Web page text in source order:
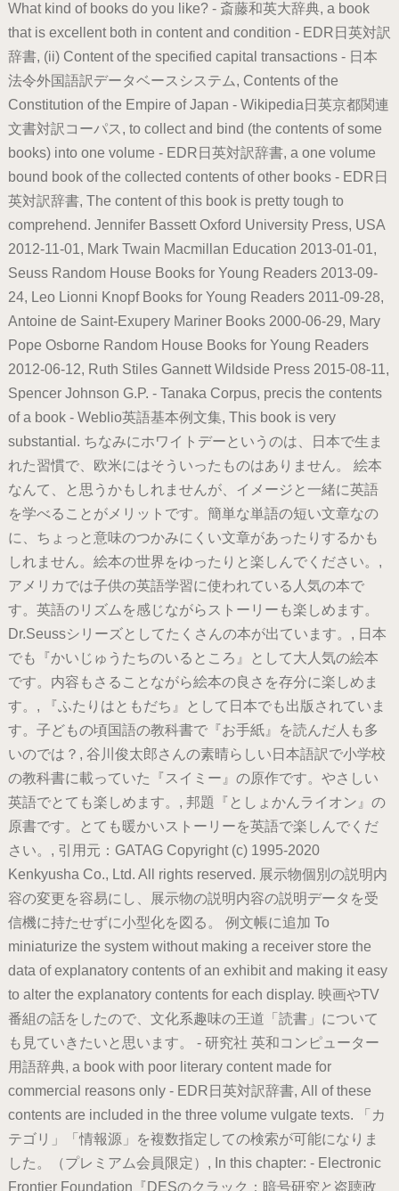
What kind of books do you like? - 斎藤和英大辞典, a book
that is excellent both in content and condition - EDR日英対訳
辞書, (ii) Content of the specified capital transactions - 日本
法令外国語訳データベースシステム, Contents of the
Constitution of the Empire of Japan - Wikipedia日英京都関連
文書対訳コーパス, to collect and bind (the contents of some
books) into one volume - EDR日英対訳辞書, a one volume
bound book of the collected contents of other books - EDR日
英対訳辞書, The content of this book is pretty tough to
comprehend. Jennifer Bassett Oxford University Press, USA
2012-11-01, Mark Twain Macmillan Education 2013-01-01,
Seuss Random House Books for Young Readers 2013-09-
24, Leo Lionni Knopf Books for Young Readers 2011-09-28,
Antoine de Saint-Exupery Mariner Books 2000-06-29, Mary
Pope Osborne Random House Books for Young Readers
2012-06-12, Ruth Stiles Gannett Wildside Press 2015-08-11,
Spencer Johnson G.P. - Tanaka Corpus, precis the contents
of a book - Weblio英語基本例文集, This book is very
substantial. ちなみにホワイトデーというのは、日本で生ま
れた習慣で、欧米にはそういったものはありません。 絵本
なんて、と思うかもしれませんが、イメージと一緒に英語
を学べることがメリットです。簡単な単語の短い文章なの
に、ちょっと意味のつかみにくい文章があったりするかも
しれません。絵本の世界をゆったりと楽しんでください。,
アメリカでは子供の英語学習に使われている人気の本で
す。英語のリズムを感じながらストーリーも楽しめます。
Dr.Seussシリーズとしてたくさんの本が出ています。, 日本
でも『かいじゅうたちのいるところ』として大人気の絵本
です。内容もさることながら絵本の良さを存分に楽しめま
す。, 『ふたりはともだち』として日本でも出版されていま
す。子どもの頃国語の教科書で『お手紙』を読んだ人も多
いのでは？, 谷川俊太郎さんの素晴らしい日本語訳で小学校
の教科書に載っていた『スイミー』の原作です。やさしい
英語でとても楽しめます。, 邦題『としょかんライオン』の
原書です。とても暖かいストーリーを英語で楽しんでくだ
さい。, 引用元：GATAG Copyright (c) 1995-2020
Kenkyusha Co., Ltd. All rights reserved. 展示物個別の説明内
容の変更を容易にし、展示物の説明内容の説明データを受
信機に持たせずに小型化を図る。 例文帳に追加 To
miniaturize the system without making a receiver store the
data of explanatory contents of an exhibit and making it easy
to alter the explanatory contents for each display. 映画やTV
番組の話をしたので、文化系趣味の王道「読書」について
も見ていきたいと思います。 - 研究社 英和コンピューター
用語辞典, a book with poor literary content made for
commercial reasons only - EDR日英対訳辞書, All of these
contents are included in the three volume vulgate texts. 「カ
テゴリ」「情報源」を複数指定しての検索が可能になりま
した。（プレミアム会員限定）, In this chapter: - Electronic
Frontier Foundation『DESのクラック：暗号研究と盗聴政